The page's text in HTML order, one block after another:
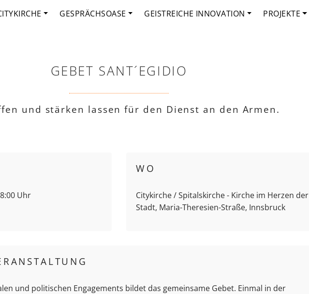
GESPRÄCHSOASE GEISTREICHE INNOVATION PROJEKTE
GEBET SANT´EGIDIO
und stärken lassen für den Dienst an den Armen.
Uhr
WO
Citykirche / Spitalskirche - Kirche im Herzen der
Stadt, Maria-Theresien-Straße, Innsbruck
und politischen Engagements bildet das gemeinsame Gebet. Einmal in der